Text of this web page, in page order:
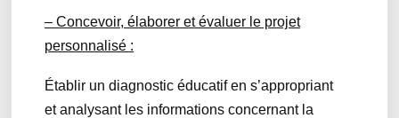
– Concevoir, élaborer et évaluer le projet
personnalisé :
Établir un diagnostic éducatif en s’appropriant
et analysant les informations concernant la